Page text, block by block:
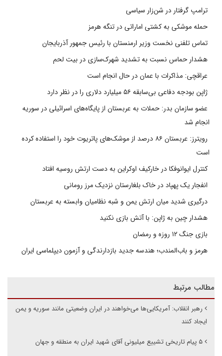
ترامپ گرفتار در شن‌زار سیاسی
حمله موشکی به کشتی اماراتی در تنگه هرمز
تماس تلفنی نخست وزیر ارمنستان با رئیس جمهور آذربایجان
هشدار حماس نسبت به تشدید شهرک‌سازی در بیت‌ لحم
عراقچی: مذاکرات با عمان در حال انجام است
ژاپن بودجه دفاعی بی‌سابقه ۵۶ میلیارد دلاری را در نظر دارد
عضو سازمان بدر: حملات به عربستان از پایگاه‌های اسرائیلی در سوریه
انجام شد
رویترز: عربستان ۸۶ درصد از موشک‌های پاتریوت خود را استفاده کرده
است
کنترل ایوانوفکا در خارکیف اوکراین به دست ارتش روسیه افتاد
انفجار یک پهپاد در خاک بلغارستان نزدیک مرز رومانی
درگیری شدید میان ارتش یمن و شبه نظامیان وابسته به عربستان
هشدار چین به ژاپن: با آتش بازی نکنید
بازی جنگ ۱۲ روزه و رمضان
هرمز و باب‌المندب؛ هندسه جدید بازدارندگی و آزمون دیپلماسی ایران
مطالب مرتبط
رهبر انقلاب: آمریکایی‌ها می‌خواهند در ایران وضعیتی مانند سوریه و یمن
ایجاد کنند
۵ پیام تاریخی تشییع میلیونی آقای شهید ایران به منطقه و جهان